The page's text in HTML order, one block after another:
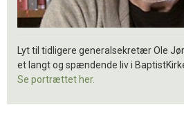
Lyt til tidligere generalsekretær Ole
et langt og spændende liv i
Se portrættet her.